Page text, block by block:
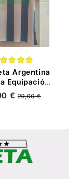
Argentina
Equipación
1991/93
€29,00 €